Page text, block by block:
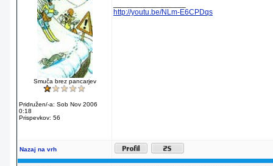
Smuča brez pancarjev
Pridružen/-a: Sob Nov 2006
0:18
Prispevkov: 56
http://youtu.be/NLm-E6CPDqs
Nazaj na vrh